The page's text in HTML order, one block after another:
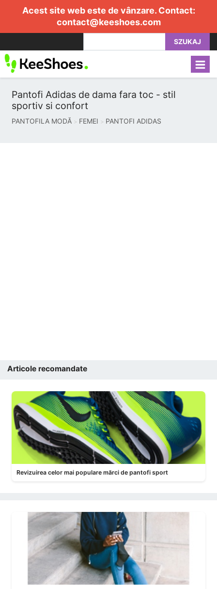
Acest site web este de vânzare. Contact:
contact@keeshoes.com
SZUKAJ
Pantofi Adidas de dama fara toc - stil
sportiv si confort
PANTOFILA MODĂ FEMEI PANTOFI ADIDAS
Articole recomandate
Revizuirea celor mai populare mărci de pantofi sport